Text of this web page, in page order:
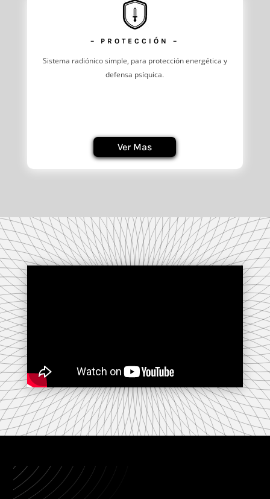
– PROTECCIÓN –
Sistema radiónico simple, para protección energética y
defensa psíquica.
Ver Mas